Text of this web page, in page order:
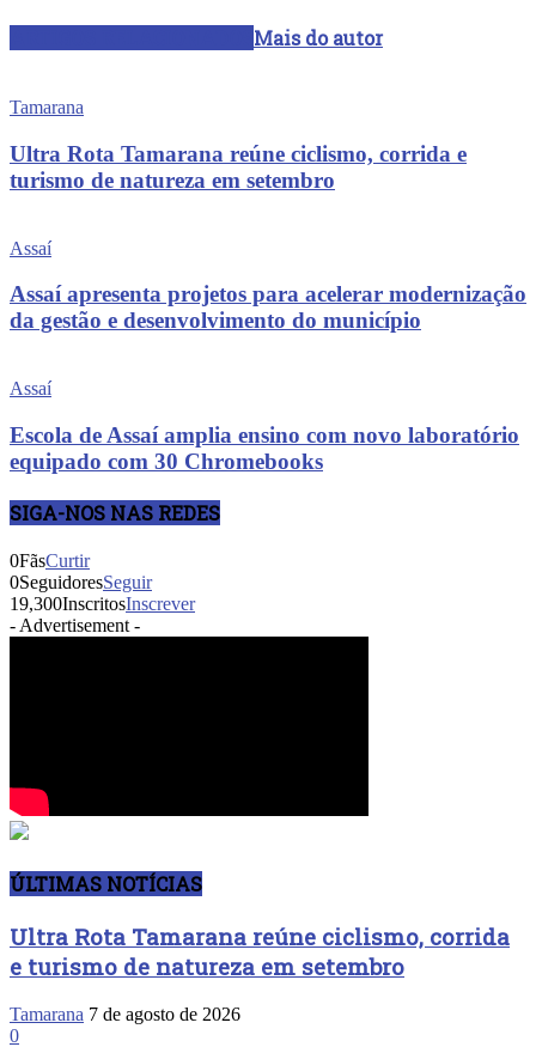
Mais do autor
Tamarana
Ultra Rota Tamarana reúne ciclismo, corrida e
turismo de natureza em setembro
Assaí
Assaí apresenta projetos para acelerar modernização
da gestão e desenvolvimento do município
Assaí
Escola de Assaí amplia ensino com novo laboratório
equipado com 30 Chromebooks
SIGA-NOS NAS REDES
0FãsCurtir
0SeguidoresSeguir
19,300InscritosInscrever
- Advertisement -
ÚLTIMAS NOTÍCIAS
Ultra Rota Tamarana reúne ciclismo, corrida
e turismo de natureza em setembro
Tamarana 7 de agosto de 2026
0